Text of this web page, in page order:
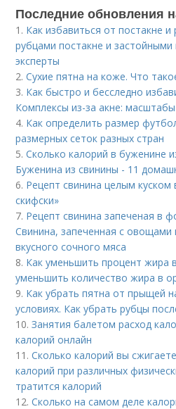
Последние обновления
1. Как избавиться от постакне
рубцами постакне и
эксперты
2.Сухие пятна на коже. Что
3. Как быстро и бесследно
Комплексы из-за акне:
4. Как определить размер
размерных сеток разных стран
5.Сколько калорий в буженине
Буженина из свинины - 11
6. Рецепт свинина целым
скифски»
7. Рецепт свинина запеченая в
Свинина, запеченная с
вкусного сочного мяса
8. Как уменьшить процент жира
уменьшить количество жира в
9. Как убрать пятна от прыщей
условиях. Как убрать рубцы
10.Занятия балетом расход
калорий онлайн
11.Сколько калорий вы
калорий при различных
тратится калорий
12.Сколько на самом деле